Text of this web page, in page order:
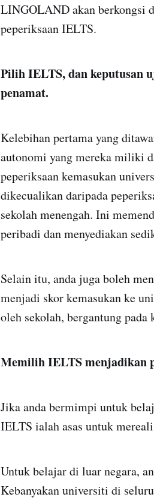
LINGOLAND akan berkongsi
peperiksaan IELTS.
Pilih IELTS, dan keputusan
penamat.
Kelebihan pertama yang
autonomi yang mereka miliki
peperiksaan kemasukan
dikecualikan daripada
sekolah menengah. Ini
peribadi dan menyediakan
Selain itu, anda juga boleh
menjadi skor kemasukan ke
oleh sekolah, bergantung pada
Memilih IELTS menjadikan
Jika anda bermimpi untuk
IELTS ialah asas untuk
Untuk belajar di luar negara,
Kebanyakan universiti di